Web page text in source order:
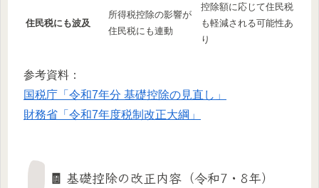
住民税にも波及
所得税控除の影響が
住民税にも連動
控除額に応じて住民税
も軽減される可能性あ
り
参考資料：
国税庁「令和7年分 基礎控除の見直し」
財務省「令和7年度税制改正大綱」
🧾 基礎控除の改正内容（令和7・8年）